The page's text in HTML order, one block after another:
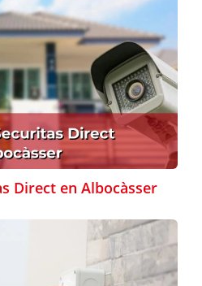
Direct en Albocàsser